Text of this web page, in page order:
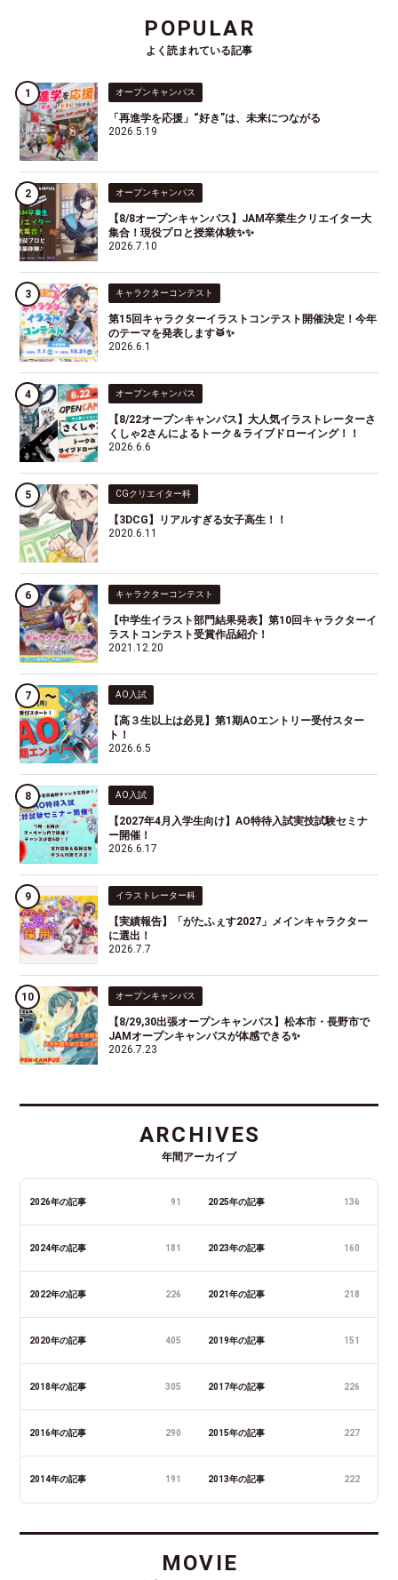
POPULAR
よく読まれている記事
オープンキャンパス
「再進学を応援」“好き”は、未来につながる
2026.5.19
オープンキャンパス
【8/8オープンキャンパス】JAM卒業生クリエイター大
集合！現役プロと授業体験✨✨
2026.7.10
キャラクターコンテスト
第15回キャラクターイラストコンテスト開催決定！今年
のテーマを発表します🥁✨
2026.6.1
オープンキャンパス
【8/22オープンキャンパス】大人気イラストレーターさ
くしゃ2さんによるトーク＆ライブドローイング！！
2026.6.6
CGクリエイター科
【3DCG】リアルすぎる女子高生！！
2020.6.11
キャラクターコンテスト
【中学生イラスト部門結果発表】第10回キャラクターイ
ラストコンテスト受賞作品紹介！
2021.12.20
AO入試
【高３生以上は必見】第1期AOエントリー受付スター
ト！
2026.6.5
AO入試
【2027年4月入学生向け】AO特待入試実技試験セミナ
ー開催！
2026.6.17
イラストレーター科
【実績報告】「がたふぇす2027」メインキャラクター
に選出！
2026.7.7
オープンキャンパス
【8/29,30出張オープンキャンパス】松本市・長野市で
JAMオープンキャンパスが体感できる✨
2026.7.23
ARCHIVES
年間アーカイブ
2026年の記事 91 2025年の記事 136
2024年の記事 181 2023年の記事 160
2022年の記事 226 2021年の記事 218
2020年の記事 405 2019年の記事 151
2018年の記事 305 2017年の記事 226
2016年の記事 290 2015年の記事 227
2014年の記事 191 2013年の記事 222
MOVIE